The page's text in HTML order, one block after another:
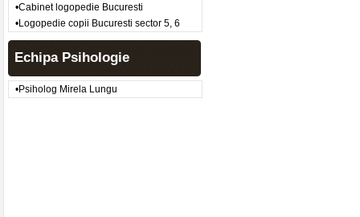
•Cabinet logopedie Bucuresti
•Logopedie copii Bucuresti sector 5, 6
Echipa Psihologie
•Psiholog Mirela Lungu